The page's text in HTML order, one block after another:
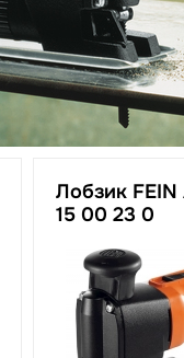
Лобзик
15 00 23 0